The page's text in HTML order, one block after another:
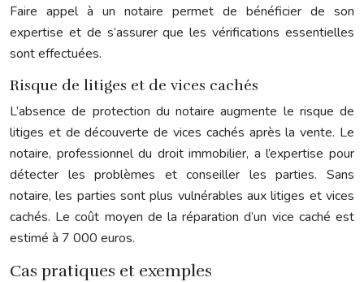
Faire appel à un notaire permet de bénéficier de son
expertise et de s’assurer que les vérifications essentielles
sont effectuées.
Risque de litiges et de vices cachés
L’absence de protection du notaire augmente le risque de
litiges et de découverte de vices cachés après la vente. Le
notaire, professionnel du droit immobilier, a l’expertise pour
détecter les problèmes et conseiller les parties. Sans
notaire, les parties sont plus vulnérables aux litiges et vices
cachés. Le coût moyen de la réparation d’un vice caché est
estimé à 7 000 euros.
Cas pratiques et exemples